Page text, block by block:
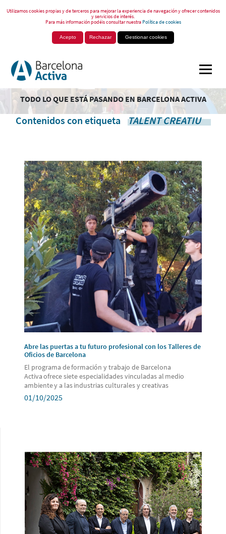
Utilizamos cookies propias y de terceros para mejorar la experiencia de navegación y ofrecer contenidos
y servicios de interés.
Para más información podéis consultar nuestraPolítica de cookies
Acepto Rechazar Gestionar cookies
TODO LO QUE ESTÁ PASANDO EN BARCELONA ACTIVA
Contenidos con etiqueta TALENT CREATIU .
Abre las puertas a tu futuro profesional con los Talleres de
Oficios de Barcelona
El programa de formación y trabajo de Barcelona
Activa ofrece siete especialidades vinculadas al medio
ambiente y a las industrias culturales y creativas
01/10/2025